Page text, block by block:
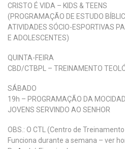
CRISTO É VIDA – KIDS & TEENS
(PROGRAMAÇÃO DE ESTUDO
ATIVIDADES SÓCIO-ESPORTIVAS
E ADOLESCENTES)
QUINTA-FEIRA
CBD/CTBPL – TREINAMENTO
SÁBADO
19h – PROGRAMAÇÃO DA
JOVENS SERVINDO AO SENHOR
OBS.: O CTL (Centro de
Funciona durante a semana – ver